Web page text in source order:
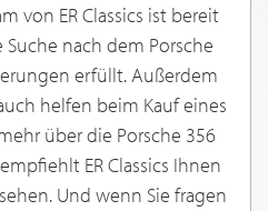
von ER Classics ist bereit
nach dem Porsche
erfüllt. Außerdem
helfen beim Kauf eines
über die Porsche 356
ER Classics Ihnen
Und wenn Sie fragen